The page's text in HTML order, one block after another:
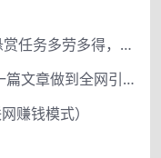
赏帮赚悬赏奖励到账200元，悬赏任务多劳多得，人人可做。
网创公众号个人ip项目，仅用一篇文章做到全网引流！
赚钱模式）